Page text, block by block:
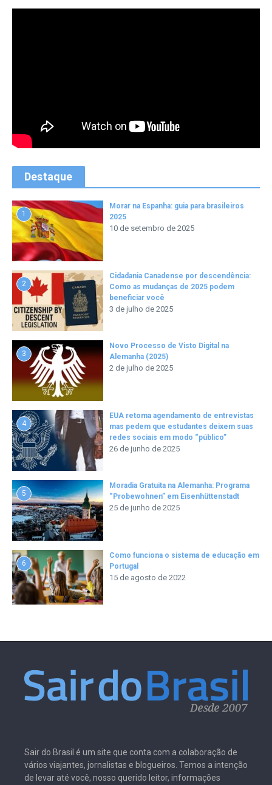
Destaque
1
Morar na Espanha: guia para brasileiros
2025
10 de setembro de 2025
2
Cidadania Canadense por descendência:
Como as mudanças de 2025 podem
beneficiar você
3 de julho de 2025
3
Novo Processo de Visto Digital na
Alemanha (2025)
2 de julho de 2025
4
EUA retoma agendamento de entrevistas
mas pedem que estudantes deixem suas
redes sociais em modo “público”
26 de junho de 2025
5
Moradia Gratuita na Alemanha: Programa
“Probewohnen” em Eisenhüttenstadt
25 de junho de 2025
6
Como funciona o sistema de educação em
Portugal
15 de agosto de 2022
Sair do Brasil é um site que conta com a colaboração de
vários viajantes, jornalistas e blogueiros. Temos a intenção
de levar até você, nosso querido leitor, informações